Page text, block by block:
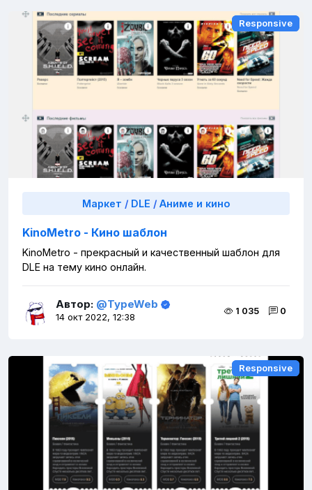
Responsive
Responsive
Маркет / DLE / Аниме и кино
KinoMetro - Кино шаблон
KinoMetro - прекрасный и качественный шаблон для
DLE на тему кино онлайн.
Автор: @TypeWeb
14 окт 2022, 12:38
1 035 0
Responsive
Responsive